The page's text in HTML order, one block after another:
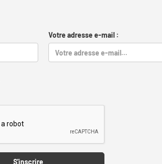
Votre adresse e-mail :
S'inscrire